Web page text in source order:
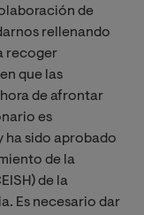
de
rellenando
recoger
que las
de afrontar
es
sido aprobado
de la
de la
Es necesario dar